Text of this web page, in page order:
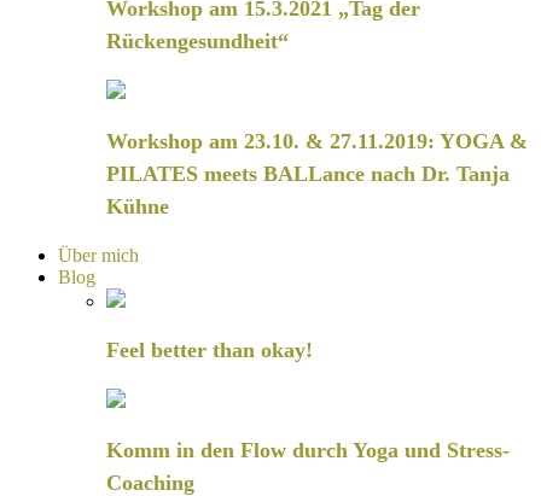
Workshop am 15.3.2021 „Tag der
Rückengesundheit“
Workshop am 23.10. & 27.11.2019: YOGA &
PILATES meets BALLance nach Dr. Tanja
Kühne
Über mich
Blog
Feel better than okay!
Komm in den Flow durch Yoga und Stress-
Coaching